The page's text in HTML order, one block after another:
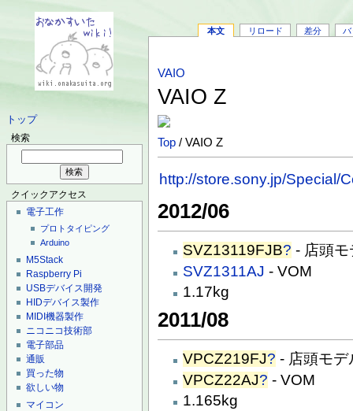
トップ
検索
クイックアクセス
電子工作
プロトタイピング
Arduino
M5Stack
Raspberry Pi
USBデバイス開発
HIDデバイス製作
MIDI機器製作
ニコニコ技術部
電子部品
通販
買った物
欲しい物
マイコン
本文 リロード 差分 バ
VAIO
VAIO Z
Top / VAIO Z
http://store.sony.jp/Special/
2012/06
SVZ13119FJB? - 店頭モ
SVZ1311AJ - VOM
1.17kg
2011/08
VPCZ219FJ? - 店頭モデ
VPCZ22AJ? - VOM
1.165kg